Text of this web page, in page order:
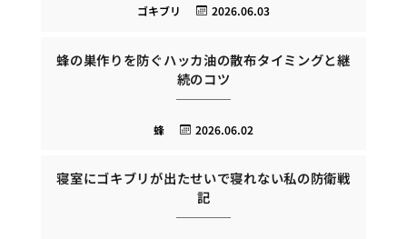
2026.06.03
ゴキブリ
蜂の巣作りを防ぐハッカ油の散布タイミングと継
続のコツ
2026.06.02
蜂
寝室にゴキブリが出たせいで寝れない私の防衛戦
記